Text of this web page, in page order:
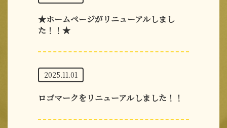
★ホームページがリニューアルしまし
た！！★
2025.11.01
ロゴマークをリニューアルしました！！